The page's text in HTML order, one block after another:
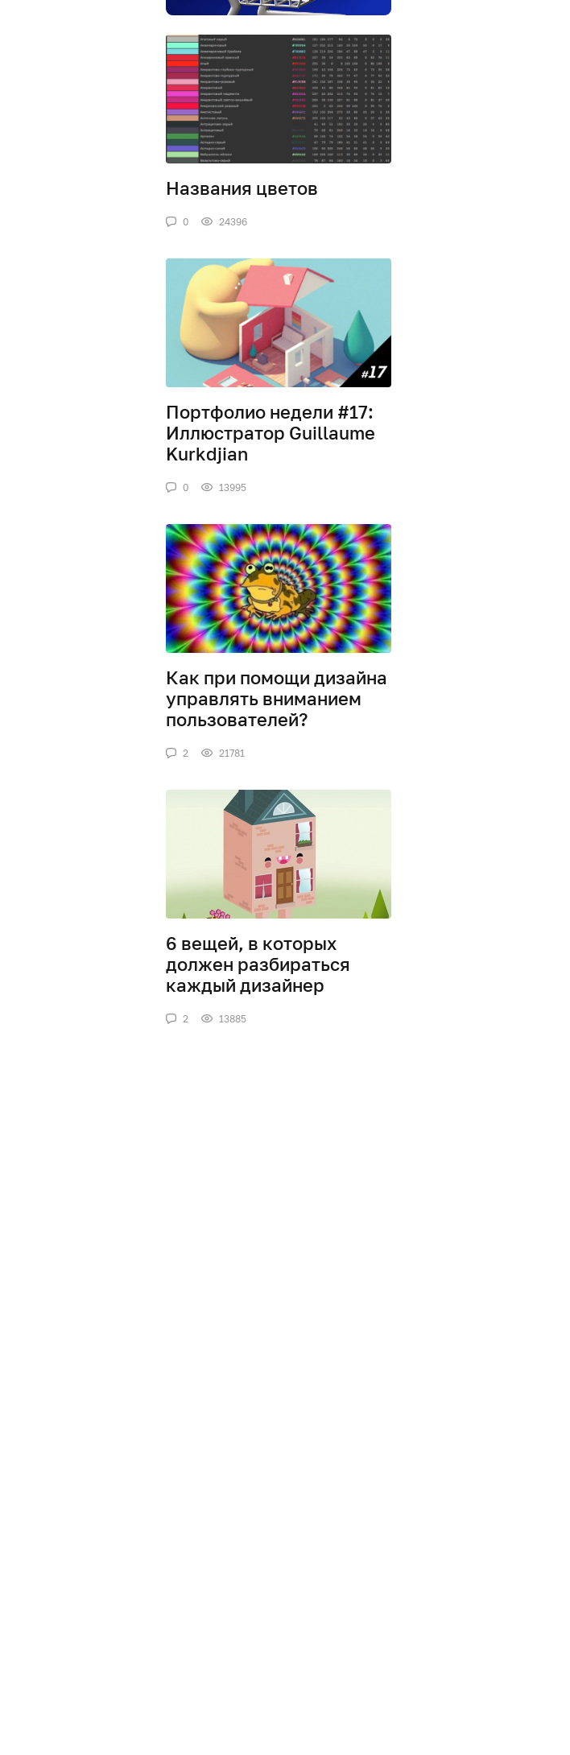
Названия цветов
0 24396
Портфолио недели #17:
Иллюстратор Guillaume
Kurkdjian
0 13995
Как при помощи дизайна
управлять вниманием
пользователей?
2 21781
6 вещей, в которых
должен разбираться
каждый дизайнер
2 13885